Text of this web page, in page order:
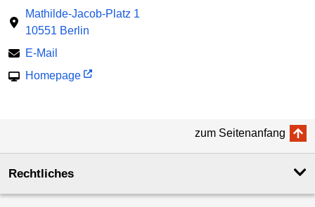
Mathilde-Jacob-Platz 1
10551 Berlin
E-Mail
Homepage
zum Seitenanfang
Rechtliches